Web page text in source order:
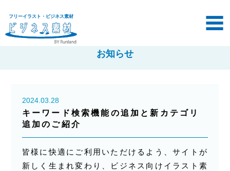
フリーイラスト・ビジネス素材
お知らせ
2024.03.28
キーワード検索機能の追加と新カテゴリ
追加のご紹介
皆様に快適にご利用いただけるよう、サイトが
新しく生まれ変わり、ビジネス向けイラスト素